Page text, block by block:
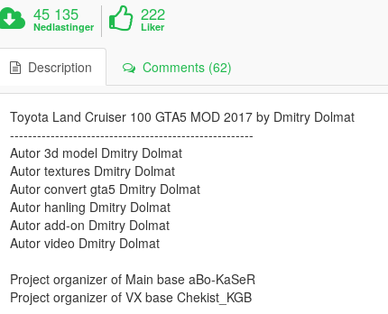
45 135
Nedlastinger
222
Liker
Description Comments (62)
Toyota Land Cruiser 100 GTA5 MOD 2017 by Dmitry Dolmat
------------------------------------------------------
Autor 3d model Dmitry Dolmat
Autor textures Dmitry Dolmat
Autor convert gta5 Dmitry Dolmat
Autor hanling Dmitry Dolmat
Autor add-on Dmitry Dolmat
Autor video Dmitry Dolmat
Project organizer of Main base aBo-KaSeR
Project organizer of VX base Chekist_KGB